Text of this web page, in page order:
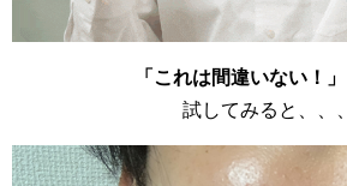
「これは間違いない！」
試してみると、、、